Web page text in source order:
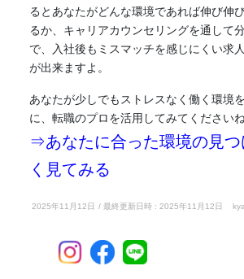
るとあなたがどんな環境であれば伸び伸
るか、キャリアカウンセリングを通して
で、入社後もミスマッチを感じにくい求
が出来ますよ。
あなたが少しでもストレスなく働く環境
に、転職のプロを活用してみてくださいね
⇒あなたに合った環境の見つ
く見てみる
2025年11月12日 / 最終更新日時 : 2025年11月12日